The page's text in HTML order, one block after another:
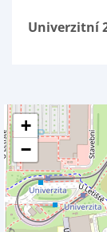
Univerzitní
+
−